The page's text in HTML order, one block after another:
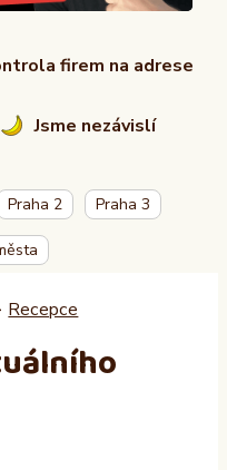
firem na adrese
Jsme nezávislí
Praha 2 Praha 3
Recepce